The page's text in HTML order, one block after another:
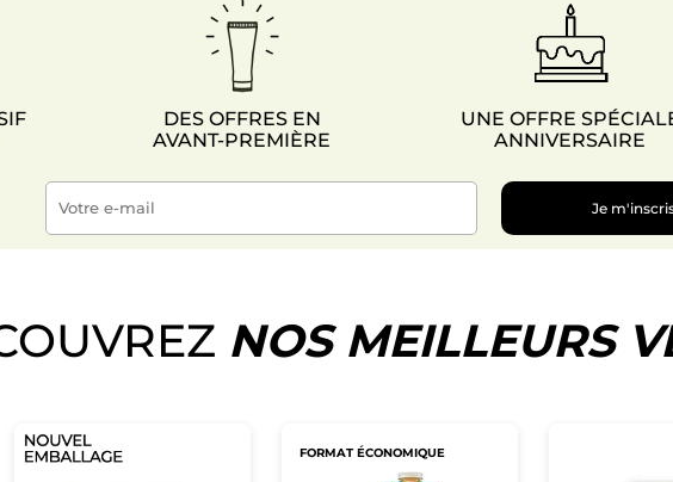
DES OFFRES EN
AVANT-PREMIÈRE
UNE OFFRE
ANNIVERSAIRE
Je
NOS MEILLEURS
FORMAT ÉCONOMIQUE